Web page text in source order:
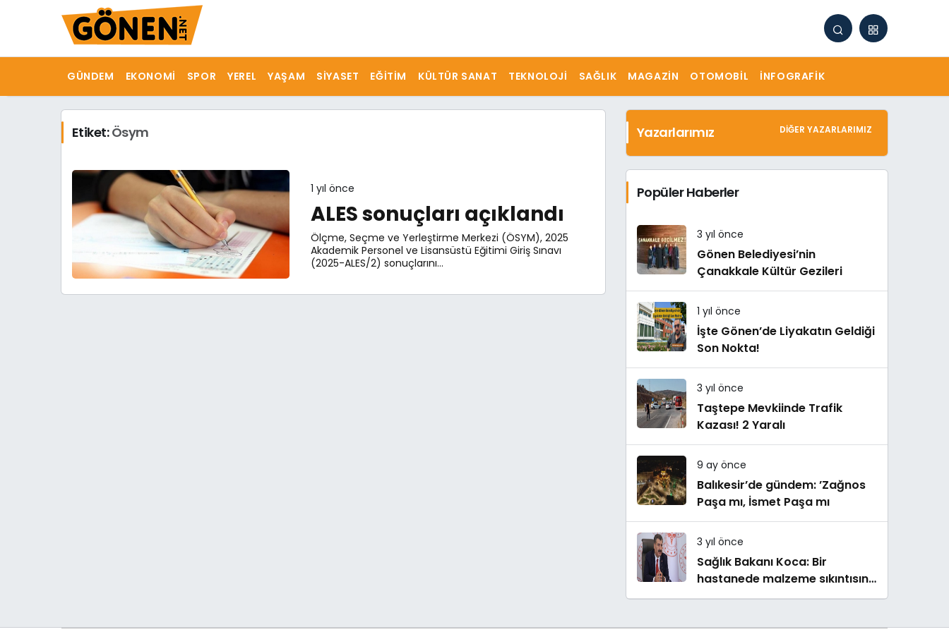
GÜNDEM EKONOMI SPOR YEREL YAŞAM SIYASET EĞITIM KÜLTÜR SANAT TEKNOLOJI SAĞLIK MAGAZIN OTOMOBIL İNFOGRAFIK
Etiket:Ösym
1 yıl önce
ALES sonuçları açıklandı
Ölçme, Seçme ve Yerleştirme Merkezi (ÖSYM), 2025
Akademik Personel ve Lisansüstü Eğitimi Giriş Sınavı
(2025-ALES/2) sonuçlarını...
Yazarlarımız DIĞER YAZARLARIMIZ
Popüler Haberler
3 yıl önce
Gönen Belediyesi’nin
Çanakkale Kültür Gezileri
1 yıl önce
İşte Gönen’de Liyakatın Geldiği
Son Nokta!
3 yıl önce
Taştepe Mevkiinde Trafik
Kazası! 2 Yaralı
9 ay önce
Balıkesir’de gündem: ’Zağnos
Paşa mı, İsmet Paşa mı
3 yıl önce
Sağlık Bakanı Koca: Bir
hastanede malzeme sıkıntısına
bağlı tedavinin yapılamadığı